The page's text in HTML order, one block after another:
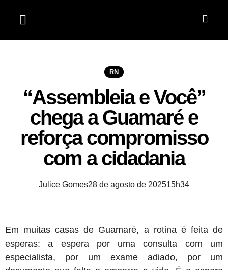
RN
“Assembleia e Você”
chega a Guamaré e
reforça compromisso
com a cidadania
Julice Gomes28 de agosto de 202515h34
Em muitas casas de Guamaré, a rotina é feita de
esperas: a espera por uma consulta com um
especialista, por um exame adiado, por um